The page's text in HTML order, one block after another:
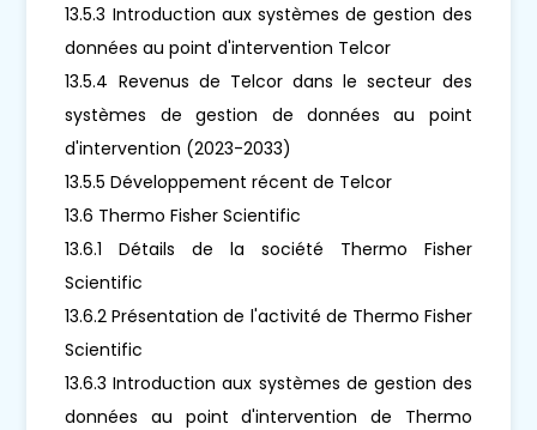
13.5.3 Introduction aux systèmes de gestion des
données au point d'intervention Telcor
13.5.4 Revenus de Telcor dans le secteur des
systèmes de gestion de données au point
d'intervention (2023-2033)
13.5.5 Développement récent de Telcor
13.6 Thermo Fisher Scientific
13.6.1 Détails de la société Thermo Fisher
Scientific
13.6.2 Présentation de l'activité de Thermo Fisher
Scientific
13.6.3 Introduction aux systèmes de gestion des
données au point d'intervention de Thermo